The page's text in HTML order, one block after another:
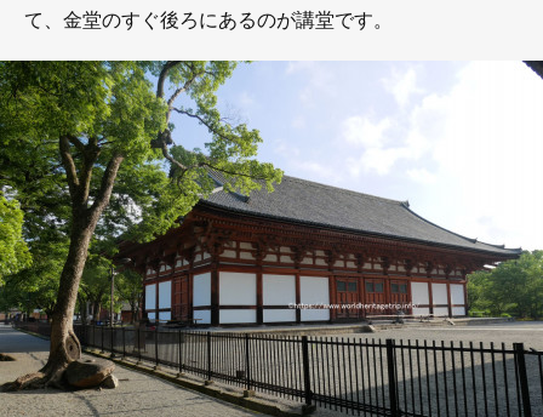
て、金堂のすぐ後ろにあるのが講堂です。